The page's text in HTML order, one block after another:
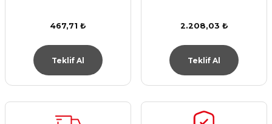
467,71 ₺
Teklif Al
2.208,03 ₺
Teklif Al